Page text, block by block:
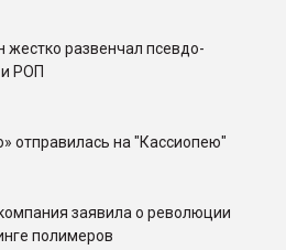
жестко развенчал псевдо-
РОП
отправилась на "Кассиопею"
заявила о революции
полимеров